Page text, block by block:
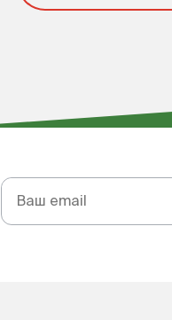
Подписка